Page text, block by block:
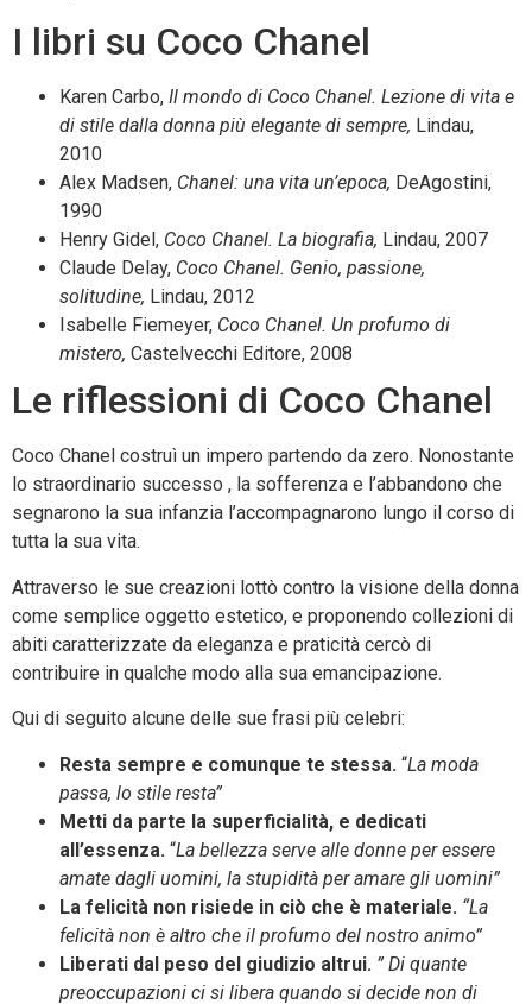
I libri su Coco Chanel
Karen Carbo, Il mondo di Coco Chanel. Lezione di vita e
di stile dalla donna più elegante di sempre, Lindau,
2010
Alex Madsen, Chanel: una vita un’epoca, DeAgostini,
1990
Henry Gidel, Coco Chanel. La biografia, Lindau, 2007
Claude Delay, Coco Chanel. Genio, passione,
solitudine, Lindau, 2012
Isabelle Fiemeyer, Coco Chanel. Un profumo di
mistero, Castelvecchi Editore, 2008
Le riflessioni di Coco Chanel
Coco Chanel costruì un impero partendo da zero. Nonostante
lo straordinario successo , la sofferenza e l’abbandono che
segnarono la sua infanzia l’accompagnarono lungo il corso di
tutta la sua vita.
Attraverso le sue creazioni lottò contro la visione della donna
come semplice oggetto estetico, e proponendo collezioni di
abiti caratterizzate da eleganza e praticità cercò di
contribuire in qualche modo alla sua emancipazione.
Qui di seguito alcune delle sue frasi più celebri:
Resta sempre e comunque te stessa. “La moda
passa, lo stile resta”
Metti da parte la superficialità, e dedicati
all’essenza. “La bellezza serve alle donne per essere
amate dagli uomini, la stupidità per amare gli uomini”
La felicità non risiede in ciò che è materiale. “La
felicità non è altro che il profumo del nostro animo”
Liberati dal peso del giudizio altrui. ” Di quante
preoccupazioni ci si libera quando si decide non di